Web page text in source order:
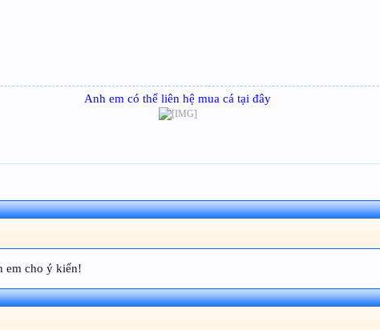
Anh em có thể liên hệ mua cá tại đây
em cho ý kiến!